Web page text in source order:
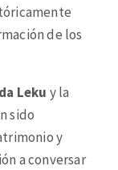
de los
Leku y la
sido
y
a conversar